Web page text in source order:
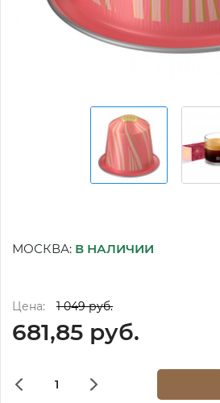
МОСКВА: В НАЛИЧИИ
Цена: 1 049 руб.
681,85 руб.